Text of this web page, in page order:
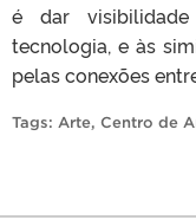
é dar
tecnologia, e às
pelas conexões
Tags: Arte, Centro de